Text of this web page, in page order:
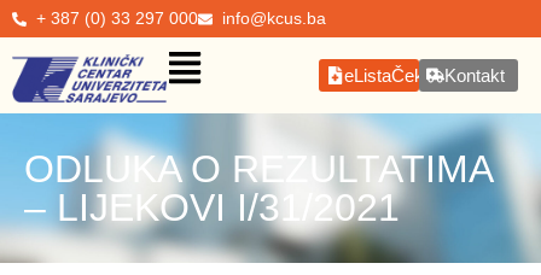
+ 387 (0) 33 297 000 info@kcus.ba
eListaČekanjaKontakt
ODLUKA O REZULTATIMA
– LIJEKOVI I/31/2021